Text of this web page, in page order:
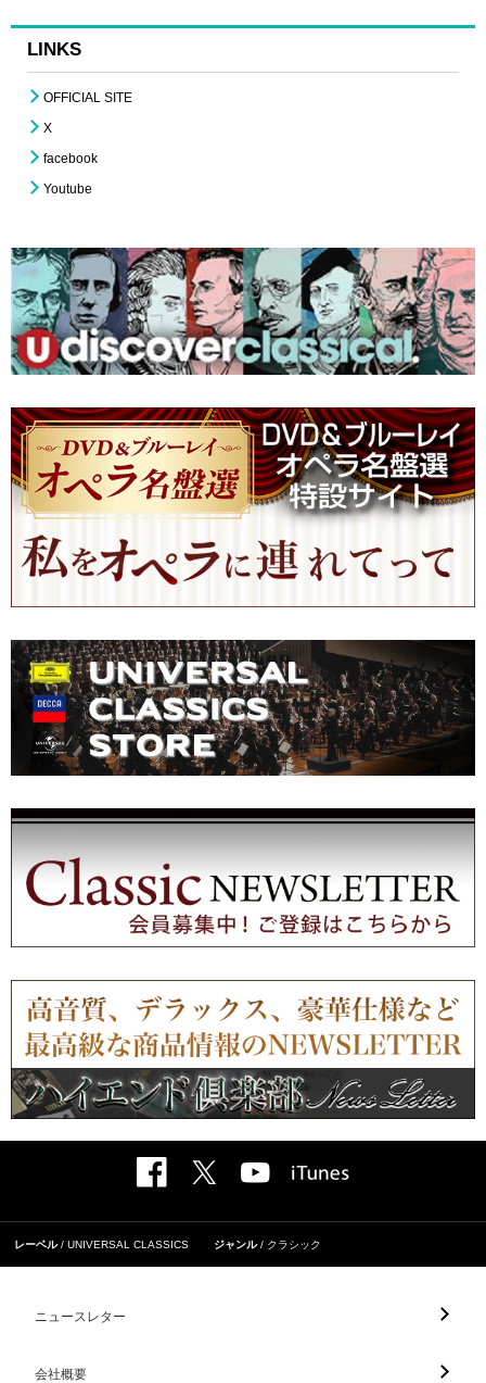
LINKS
OFFICIAL SITE
X
facebook
Youtube
レーベル UNIVERSAL CLASSICS ジャンル クラシック
ニュースレター
会社概要